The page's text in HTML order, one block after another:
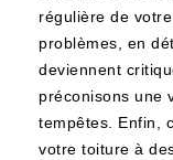
régulière de
problèmes, en
deviennent
préconisons une
tempêtes. Enfin,
votre toiture à